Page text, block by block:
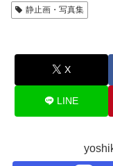
静止画・写真集
X
LINE